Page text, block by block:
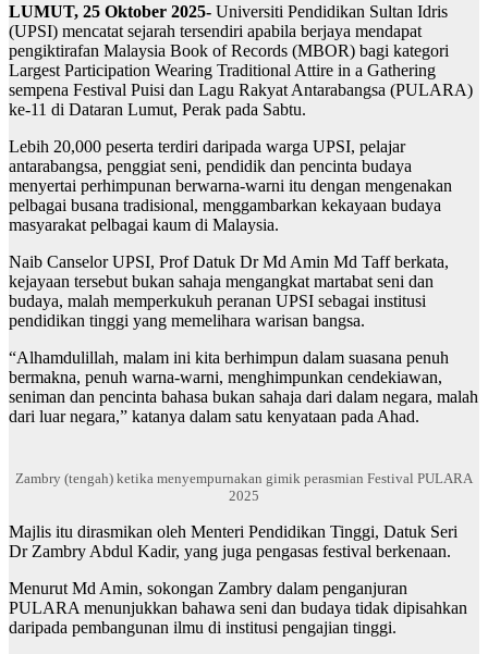
LUMUT, 25 Oktober 2025- Universiti Pendidikan Sultan Idris
(UPSI) mencatat sejarah tersendiri apabila berjaya mendapat
pengiktirafan Malaysia Book of Records (MBOR) bagi kategori
Largest Participation Wearing Traditional Attire in a Gathering
sempena Festival Puisi dan Lagu Rakyat Antarabangsa (PULARA)
ke-11 di Dataran Lumut, Perak pada Sabtu.
Lebih 20,000 peserta terdiri daripada warga UPSI, pelajar
antarabangsa, penggiat seni, pendidik dan pencinta budaya
menyertai perhimpunan berwarna-warni itu dengan mengenakan
pelbagai busana tradisional, menggambarkan kekayaan budaya
masyarakat pelbagai kaum di Malaysia.
Naib Canselor UPSI, Prof Datuk Dr Md Amin Md Taff berkata,
kejayaan tersebut bukan sahaja mengangkat martabat seni dan
budaya, malah memperkukuh peranan UPSI sebagai institusi
pendidikan tinggi yang memelihara warisan bangsa.
“Alhamdulillah, malam ini kita berhimpun dalam suasana penuh
bermakna, penuh warna-warni, menghimpunkan cendekiawan,
seniman dan pencinta bahasa bukan sahaja dari dalam negara, malah
dari luar negara,” katanya dalam satu kenyataan pada Ahad.
Zambry (tengah) ketika menyempurnakan gimik perasmian Festival PULARA
2025
Majlis itu dirasmikan oleh Menteri Pendidikan Tinggi, Datuk Seri
Dr Zambry Abdul Kadir, yang juga pengasas festival berkenaan.
Menurut Md Amin, sokongan Zambry dalam penganjuran
PULARA menunjukkan bahawa seni dan budaya tidak dipisahkan
daripada pembangunan ilmu di institusi pengajian tinggi.